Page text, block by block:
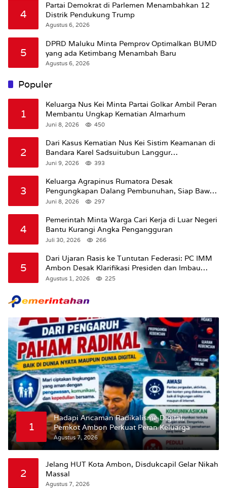
4
Partai Demokrat di Parlemen Menambahkan 12
Distrik Pendukung Trump
Agustus 6, 2026
5
DPRD Maluku Minta Pemprov Optimalkan BUMD
yang ada Ketimbang Menambah Baru
Agustus 6, 2026
Populer
1
Keluarga Nus Kei Minta Partai Golkar Ambil Peran
Membantu Ungkap Kematian Almarhum
Juni 8, 2026 450
2
Dari Kasus Kematian Nus Kei Sistim Keamanan di
Bandara Karel Sadsuitubun Langgur
Dipertanyakan
Juni 9, 2026 393
3
Keluarga Agrapinus Rumatora Desak
Pengungkapan Dalang Pembunuhan, Siap Bawa
Kasus ke Komisi III DPR RI
Juni 8, 2026 297
4
Pemerintah Minta Warga Cari Kerja di Luar Negeri
Bantu Kurangi Angka Pengangguran
Juli 30, 2026 266
5
Dari Ujaran Rasis ke Tuntutan Federasi: PC IMM
Ambon Desak Klarifikasi Presiden dan Imbau
Tunda Pengibaran Bendera Merah Putih Di
Agustus 1, 2026 225
1
Hadapi Ancaman Radikalisme Digital,
Pemkot Ambon Perkuat Peran Keluarga
Agustus 7, 2026
2
Jelang HUT Kota Ambon, Disdukcapil Gelar Nikah
Massal
Agustus 7, 2026